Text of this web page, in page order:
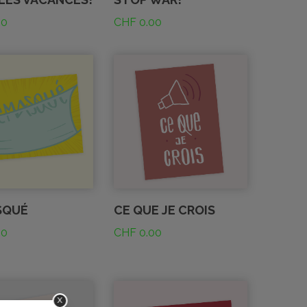
CHF 0.00
CE QUE JE CROIS
CHF 0.00
x